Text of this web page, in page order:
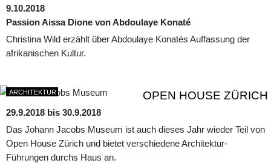
9.10.2018
Passion Aissa Dione von Abdoulaye Konaté
Christina Wild erzählt über Abdoulaye Konatés Auffassung der
afrikanischen Kultur.
OPEN HOUSE ZÜRICH
ARCHITEKTUR
29.9.2018 bis 30.9.2018
Das Johann Jacobs Museum ist auch dieses Jahr wieder Teil von
Open House Zürich und bietet verschiedene Architektur-
Führungen durchs Haus an.